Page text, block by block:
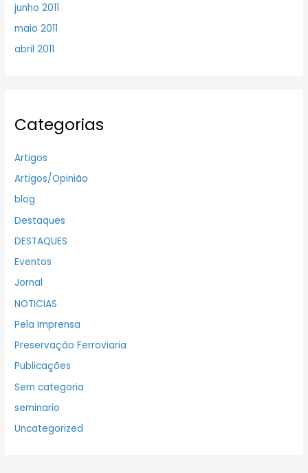
junho 2011
maio 2011
abril 2011
Categorias
Artigos
Artigos/Opinião
blog
Destaques
DESTAQUES
Eventos
Jornal
NOTICIAS
Pela Imprensa
Preservação Ferroviaria
Publicações
Sem categoria
seminario
Uncategorized